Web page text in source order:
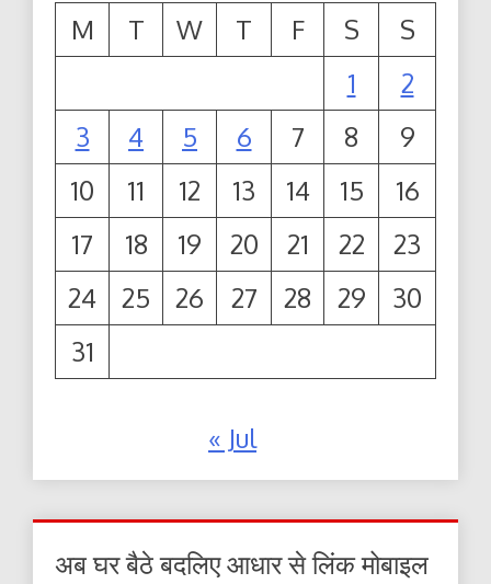
M
T W T F S
S
1
2
3
4 5 6 7 8
9
10
11 12 13 14 15
16
17
18 19 20 21 22
23
24
25 26 27 28 29
30
31
« Jul
अब घर बैठे बदलिए आधार से लिंक मोबाइल